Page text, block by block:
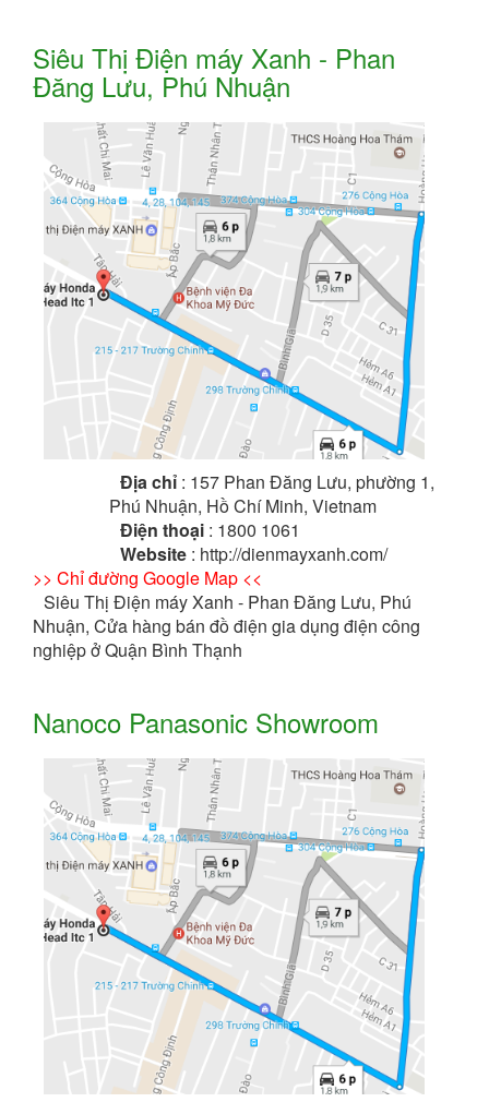
Siêu Thị Điện máy Xanh - Phan
Đăng Lưu, Phú Nhuận
Địa chỉ : 157 Phan Đăng Lưu, phường 1,
Phú Nhuận, Hồ Chí Minh, Vietnam
Điện thoại : 1800 1061
Website : http://dienmayxanh.com/
>> Chỉ đường Google Map <<
Siêu Thị Điện máy Xanh - Phan Đăng Lưu, Phú
Nhuận, Cửa hàng bán đồ điện gia dụng điện công
nghiệp ở Quận Bình Thạnh
Nanoco Panasonic Showroom